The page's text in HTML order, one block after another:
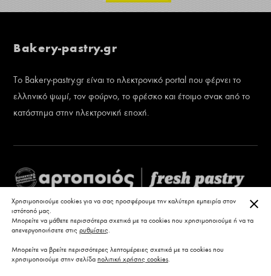
Bakery-pastry.gr
Το Bakery-pastry.gr είναι το ηλεκτρονικό portal που φέρνει το
ελληνικό ψωμί, τον φούρνο, το φρέσκο και έτοιμο σνακ από το
κατάστημα στην ηλεκτρονική εποχή.
Χρησιμοποιούμε cookies για να σας προσφέρουμε την καλύτερη εμπειρία στον
ιστότοπό μας.
Μπορείτε να μάθετε περισσότερα σχετικά με τα cookies που χρησιμοποιούμε ή να τα
απενεργοποιήσετε στις ρυθμίσεις.
Μπορείτε να βρείτε περισσότερες λεπτομέρειες σχετικά με τα cookies που
χρησιμοποιούμε στην σελίδα πολιτική χρήσης cookies.